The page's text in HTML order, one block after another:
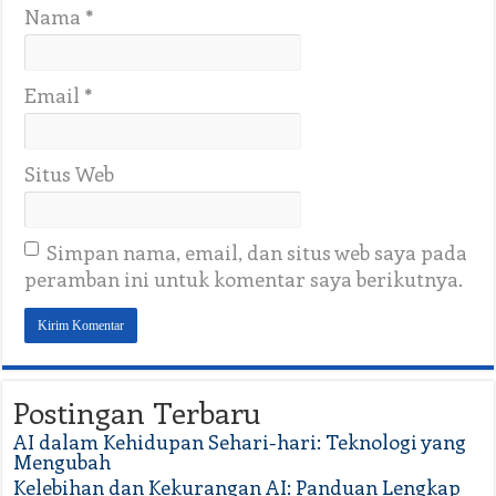
Nama *
Email *
Situs Web
Simpan nama, email, dan situs web saya pada
peramban ini untuk komentar saya berikutnya.
Postingan Terbaru
AI dalam Kehidupan Sehari-hari: Teknologi yang
Mengubah
Kelebihan dan Kekurangan AI: Panduan Lengkap